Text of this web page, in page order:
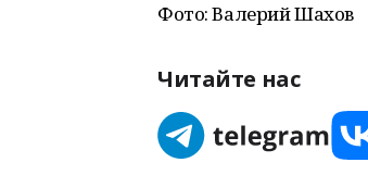
Фото: Валерий Шахов
Читайте нас